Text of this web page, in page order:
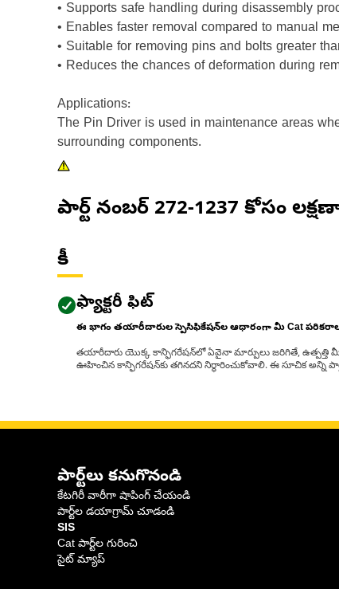
• Supports safe handling during disassembly
• Enables faster removal compared to manual
• Suitable for removing pins and bolts greater
• Reduces the chances of deformation during
Applications:
The Pin Driver is used in maintenance areas
surrounding components.
పార్ట్ నంబర్ 272-1237 కోసం
కీ
ఫ్యాక్టరీ ఫిట్
ఈ భాగం తయారీదారుల స్పెసిఫికేషన్‌ల ఆధారంగా మీ Cat
తయారీదారు యొక్క కాన్ఫిగరేషన్‌లో ఏవైనా మార్పులు జరిగితే, ఉత్పత్తి మీ
ఊహించిన కాన్ఫిగరేషన్‌కు తగినదని నిర్ధారించుకోవాలి. ఈ సూచిక అన్ని
పార్ట్‌లు కనుగొనండి
కేటగిరీ వారీగా షాపింగ్ చేయండి
పార్ట్‌ల డయాగ్రామ్ చూడండి
SIS
Cat పార్ట్‌ల గురించి
సైట్ మ్యాప్